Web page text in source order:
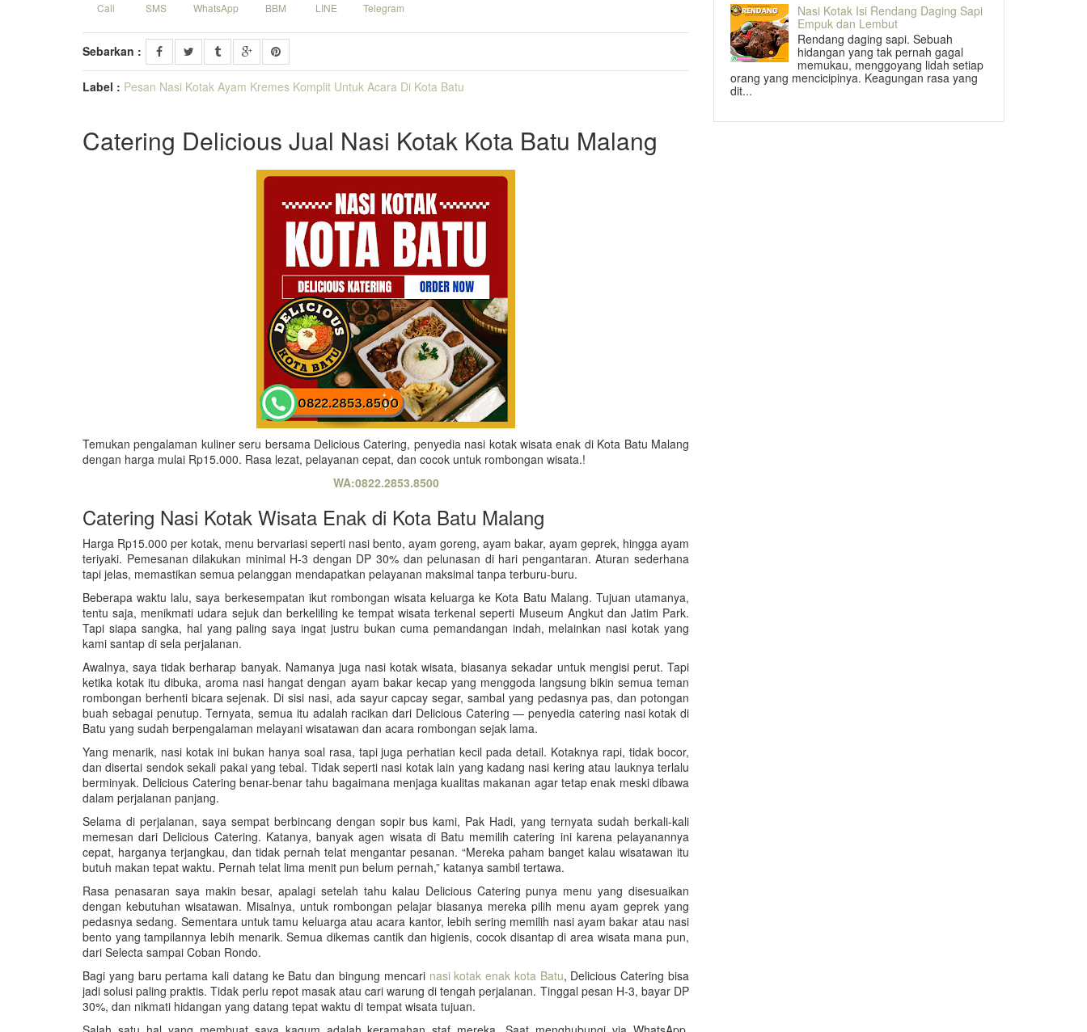
Call SMS WhatsApp BBM LINE Telegram
Sebarkan :
Label : Pesan Nasi Kotak Ayam Kremes Komplit Untuk Acara Di Kota Batu
Catering Delicious Jual Nasi Kotak Kota Batu Malang
Temukan pengalaman kuliner seru bersama Delicious Catering, penyedia nasi kotak wisata enak di Kota Batu Malang
dengan harga mulai Rp15.000. Rasa lezat, pelayanan cepat, dan cocok untuk rombongan wisata.!
WA:0822.2853.8500
Catering Nasi Kotak Wisata Enak di Kota Batu Malang
Harga Rp15.000 per kotak, menu bervariasi seperti nasi bento, ayam goreng, ayam bakar, ayam geprek, hingga ayam
teriyaki. Pemesanan dilakukan minimal H-3 dengan DP 30% dan pelunasan di hari pengantaran. Aturan sederhana
tapi jelas, memastikan semua pelanggan mendapatkan pelayanan maksimal tanpa terburu-buru.
Beberapa waktu lalu, saya berkesempatan ikut rombongan wisata keluarga ke Kota Batu Malang. Tujuan utamanya,
tentu saja, menikmati udara sejuk dan berkeliling ke tempat wisata terkenal seperti Museum Angkut dan Jatim Park.
Tapi siapa sangka, hal yang paling saya ingat justru bukan cuma pemandangan indah, melainkan nasi kotak yang
kami santap di sela perjalanan.
Awalnya, saya tidak berharap banyak. Namanya juga nasi kotak wisata, biasanya sekadar untuk mengisi perut. Tapi
ketika kotak itu dibuka, aroma nasi hangat dengan ayam bakar kecap yang menggoda langsung bikin semua teman
rombongan berhenti bicara sejenak. Di sisi nasi, ada sayur capcay segar, sambal yang pedasnya pas, dan potongan
buah sebagai penutup. Ternyata, semua itu adalah racikan dari Delicious Catering — penyedia catering nasi kotak di
Batu yang sudah berpengalaman melayani wisatawan dan acara rombongan sejak lama.
Yang menarik, nasi kotak ini bukan hanya soal rasa, tapi juga perhatian kecil pada detail. Kotaknya rapi, tidak bocor,
dan disertai sendok sekali pakai yang tebal. Tidak seperti nasi kotak lain yang kadang nasi kering atau lauknya terlalu
berminyak. Delicious Catering benar-benar tahu bagaimana menjaga kualitas makanan agar tetap enak meski dibawa
dalam perjalanan panjang.
Selama di perjalanan, saya sempat berbincang dengan sopir bus kami, Pak Hadi, yang ternyata sudah berkali-kali
memesan dari Delicious Catering. Katanya, banyak agen wisata di Batu memilih catering ini karena pelayanannya
cepat, harganya terjangkau, dan tidak pernah telat mengantar pesanan. “Mereka paham banget kalau wisatawan itu
butuh makan tepat waktu. Pernah telat lima menit pun belum pernah,” katanya sambil tertawa.
Rasa penasaran saya makin besar, apalagi setelah tahu kalau Delicious Catering punya menu yang disesuaikan
dengan kebutuhan wisatawan. Misalnya, untuk rombongan pelajar biasanya mereka pilih menu ayam geprek yang
pedasnya sedang. Sementara untuk tamu keluarga atau acara kantor, lebih sering memilih nasi ayam bakar atau nasi
bento yang tampilannya lebih menarik. Semua dikemas cantik dan higienis, cocok disantap di area wisata mana pun,
dari Selecta sampai Coban Rondo.
Bagi yang baru pertama kali datang ke Batu dan bingung mencari nasi kotak enak kota Batu, Delicious Catering bisa
jadi solusi paling praktis. Tidak perlu repot masak atau cari warung di tengah perjalanan. Tinggal pesan H-3, bayar DP
30%, dan nikmati hidangan yang datang tepat waktu di tempat wisata tujuan.
Nasi Kotak Isi Rendang Daging Sapi
Empuk dan Lembut
Rendang daging sapi. Sebuah
hidangan yang tak pernah gagal
memukau, menggoyang lidah setiap
orang yang mencicipinya. Keagungan rasa yang
dit...